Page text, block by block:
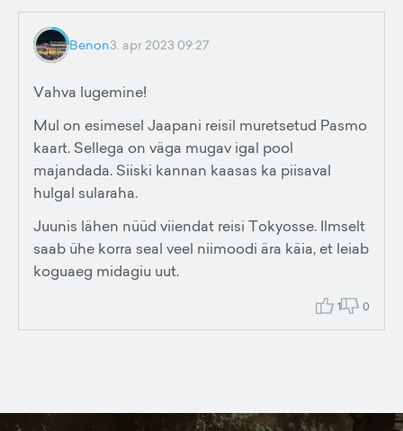
Benon3. apr 2023 09:27
Vahva lugemine!
Mul on esimesel Jaapani reisil muretsetud Pasmo
kaart. Sellega on väga mugav igal pool
majandada. Siiski kannan kaasas ka piisaval
hulgal sularaha.
Juunis lähen nüüd viiendat reisi Tokyosse. Ilmselt
saab ühe korra seal veel niimoodi ära käia, et leiab
koguaeg midagiu uut.
1 0